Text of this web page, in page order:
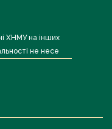
ХНМУ на інших
не несе